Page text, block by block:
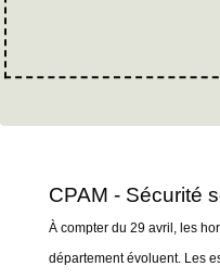
CPAM -
À compter du 29 avril, les
département évoluent. Les